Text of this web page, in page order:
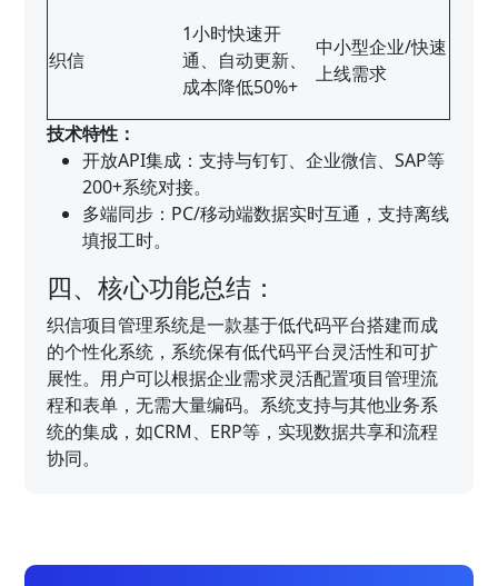
织信
1小时快速开
通、自动更新、
成本降低50%+
中小型企业/快速
上线需求
技术特性：
开放API集成：支持与钉钉、企业微信、SAP等
200+系统对接。
多端同步：PC/移动端数据实时互通，支持离线
填报工时。
四、核心功能总结：
织信项目管理系统是一款基于低代码平台搭建而成
的个性化系统，系统保有低代码平台灵活性和可扩
展性。用户可以根据企业需求灵活配置项目管理流
程和表单，无需大量编码。系统支持与其他业务系
统的集成，如CRM、ERP等，实现数据共享和流程
协同。